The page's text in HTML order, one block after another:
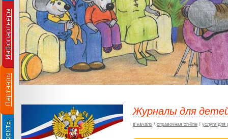
Журналы для
в начало / справочная on-line / услуги для